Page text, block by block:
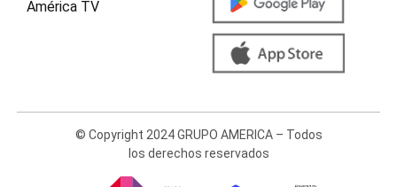
América TV
© Copyright 2024 GRUPO AMERICA – Todos
los derechos reservados